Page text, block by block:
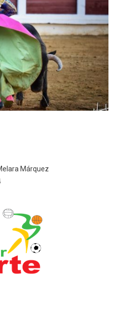
Márquez